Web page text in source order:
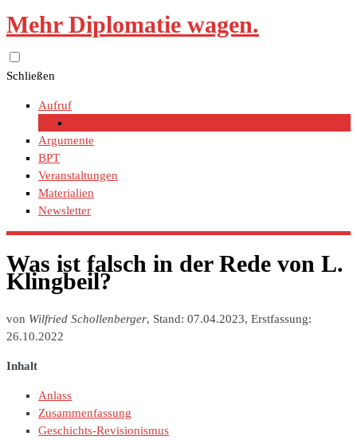
Mehr Diplomatie wagen.
Schließen
springen
Aufruf
Argumente
BPT
Veranstaltungen
Materialien
Newsletter
Was ist falsch in der Rede von L.
Klingbeil?
von Wilfried Schollenberger, Stand: 07.04.2023, Erstfassung:
26.10.2022
Inhalt
Anlass
Zusammenfassung
Geschichts-Revisionismus